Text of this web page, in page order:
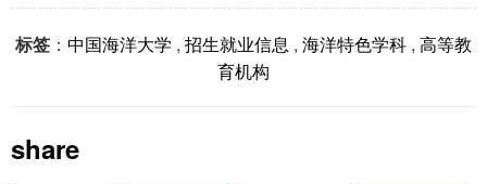
标签 ： 中国海洋大学 , 招生就业信息 , 海洋特色学科 , 高等教
育机构
share